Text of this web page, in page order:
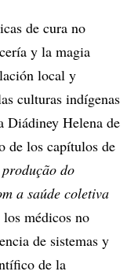
de cura no
y la magia
local y
culturas indígenas
Diádiney Helena de
de los capítulos de
do
a saúde coletiva
médicos no
de sistemas y
de la